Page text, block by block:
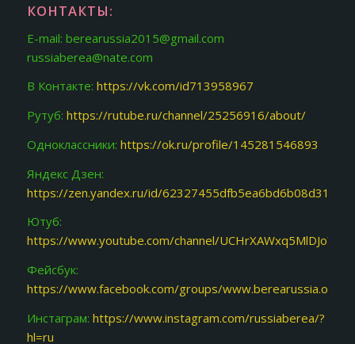
КОНТАКТЫ:
E-mail: berearussia2015@gmail.com
russiaberea@nate.com
В Контакте: https://vk.com/id713958967
Рутуб: https://rutube.ru/channel/25256916/about/
Одноклассники: https://ok.ru/profile/145281546893
Яндекс Дзен:
https://zen.yandex.ru/id/62327455dfb5ea6bd6b08d31
Ютуб:
https://www.youtube.com/channel/
Фейсбук:
https://www.facebook.com/groups/www.berearussia.org/
Инстаграм: https://www.instagram.com/russiaberea/?
hl=ru